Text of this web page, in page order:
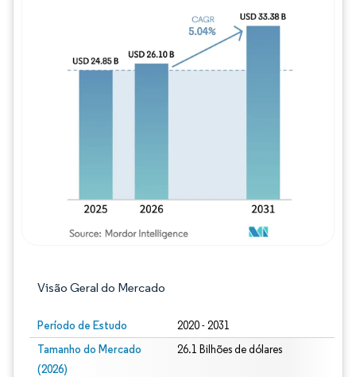
Visão Geral do Mercado
Período de Estudo 2020 - 2031
Tamanho do Mercado
(2026)
26.1 Bilhões de dólares